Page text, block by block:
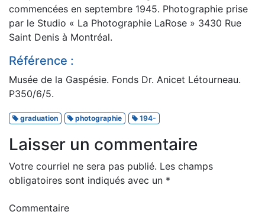
commencées en septembre 1945. Photographie prise
par le Studio « La Photographie LaRose » 3430 Rue
Saint Denis à Montréal.
Référence :
Musée de la Gaspésie. Fonds Dr. Anicet Létourneau.
P350/6/5.
graduation photographie 194-
Laisser un commentaire
Votre courriel ne sera pas publié. Les champs
obligatoires sont indiqués avec un *
Commentaire